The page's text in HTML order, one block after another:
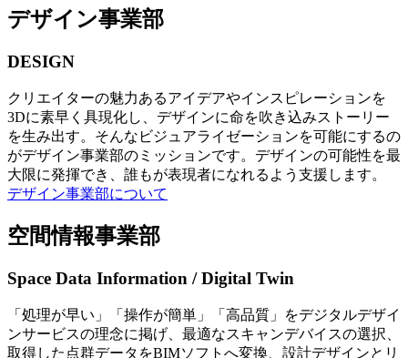
デザイン事業部
DESIGN
クリエイターの魅力あるアイデアやインスピレーションを
3Dに素早く具現化し、デザインに命を吹き込みストーリー
を生み出す。そんなビジュアライゼーションを可能にするの
がデザイン事業部のミッションです。デザインの可能性を最
大限に発揮でき、誰もが表現者になれるよう支援します。
デザイン事業部について
空間情報事業部
Space Data Information / Digital Twin
「処理が早い」「操作が簡単」「高品質」をデジタルデザイ
ンサービスの理念に掲げ、最適なスキャンデバイスの選択、
取得した点群データをBIMソフトへ変換、設計デザインとリ